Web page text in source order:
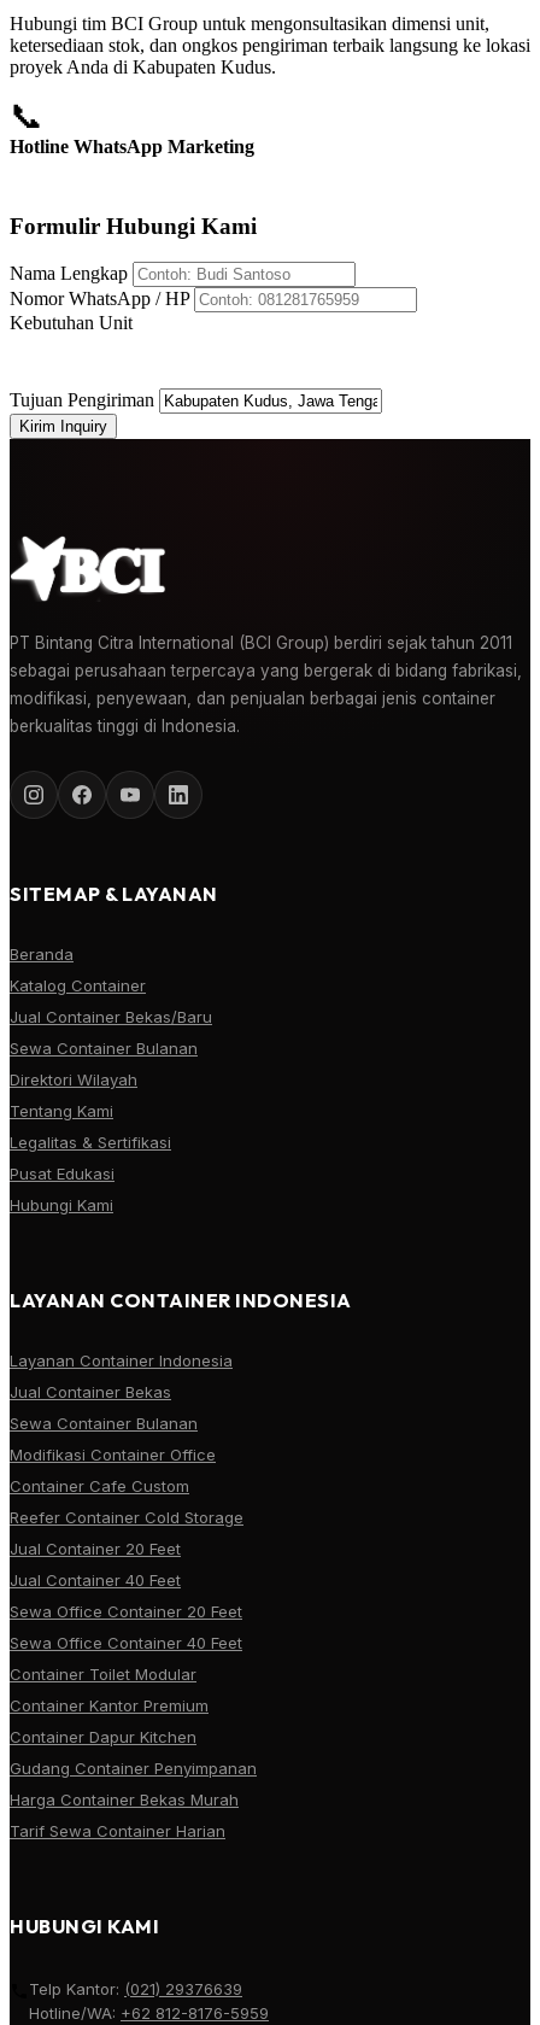
Hubungi tim BCI Group untuk mengonsultasikan dimensi unit,
ketersediaan stok, dan ongkos pengiriman terbaik langsung ke lokasi
proyek Anda di Kabupaten Kudus.
📞
Hotline WhatsApp Marketing
Formulir Hubungi Kami
Nama Lengkap
Nomor WhatsApp / HP
Kebutuhan Unit
Tujuan Pengiriman
Kirim Inquiry
PT Bintang Citra International (BCI Group) berdiri sejak tahun 2011
sebagai perusahaan terpercaya yang bergerak di bidang fabrikasi,
modifikasi, penyewaan, dan penjualan berbagai jenis container
berkualitas tinggi di Indonesia.
SITEMAP & LAYANAN
Beranda
Katalog Container
Jual Container Bekas/Baru
Sewa Container Bulanan
Direktori Wilayah
Tentang Kami
Legalitas & Sertifikasi
Pusat Edukasi
Hubungi Kami
LAYANAN CONTAINER INDONESIA
Layanan Container Indonesia
Jual Container Bekas
Sewa Container Bulanan
Modifikasi Container Office
Container Cafe Custom
Reefer Container Cold Storage
Jual Container 20 Feet
Jual Container 40 Feet
Sewa Office Container 20 Feet
Sewa Office Container 40 Feet
Container Toilet Modular
Container Kantor Premium
Container Dapur Kitchen
Gudang Container Penyimpanan
Harga Container Bekas Murah
Tarif Sewa Container Harian
HUBUNGI KAMI
Telp Kantor: (021) 29376639
Hotline/WA: +62 812-8176-5959